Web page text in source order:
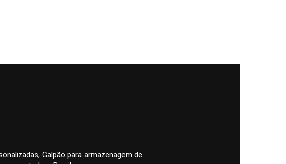
Galpão para armazenagem de